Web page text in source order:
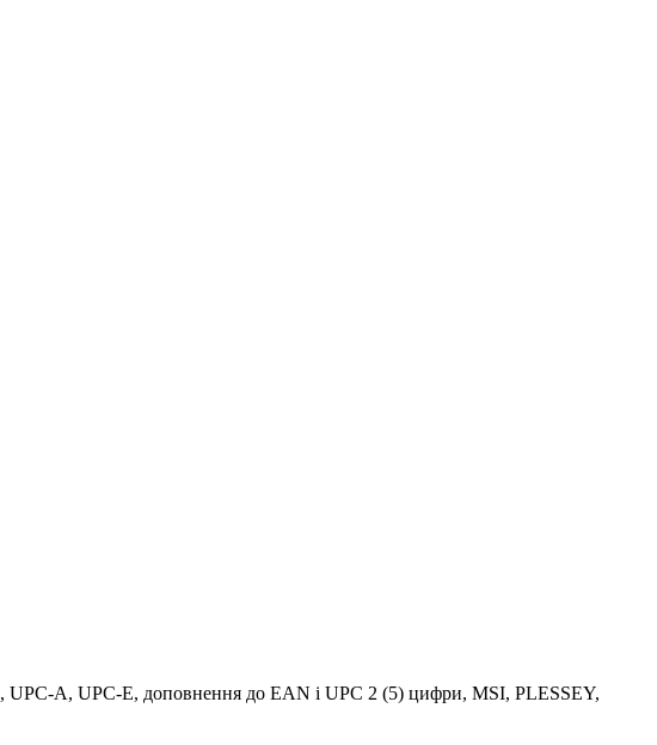
A, UPC-E, доповнення до EAN і UPC 2 (5) цифри, MSI, PLESSEY,